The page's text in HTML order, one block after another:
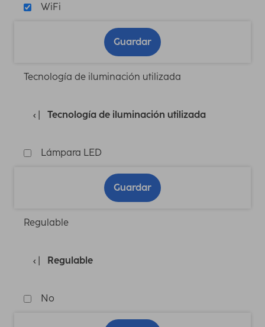
WiFi
Guardar
Tecnología de iluminación utilizada
Tecnología de iluminación utilizada
Lámpara LED
Guardar
Regulable
Regulable
No